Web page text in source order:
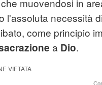
muovendosi in
l'assoluta necessità
come principio
a Dio.
VIETATA